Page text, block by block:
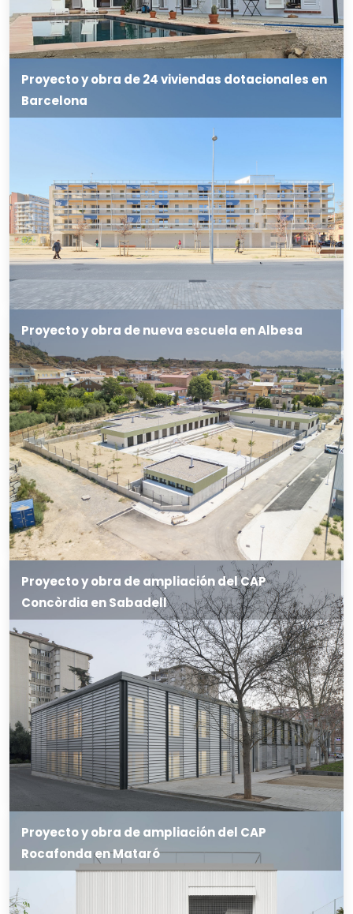
Proyecto y obra de 24 viviendas dotacionales en
Barcelona
Proyecto y obra de nueva escuela en Albesa
Proyecto y obra de ampliación del CAP
Concòrdia en Sabadell
Proyecto y obra de ampliación del CAP
Rocafonda en Mataró